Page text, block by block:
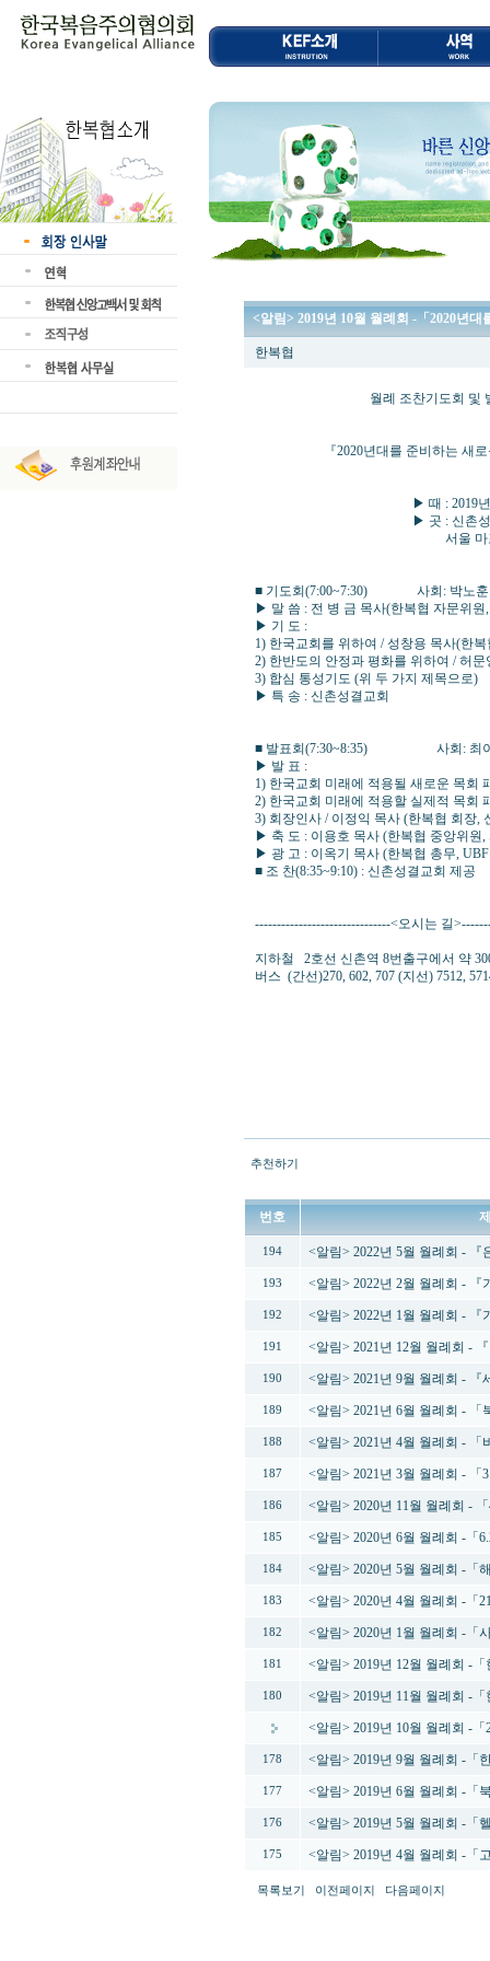
<알림> 2019년 10월 월례회 -「2020년
한복협
월례 조찬기도회 및 발
『2020년대를 준비하는 새로운
▶ 때 : 2019년 10월 11
▶ 곳 : 신촌성결교회 (
서울 마포구 신촌로12
■ 기도회(7:00~7:30) 사회: 박노훈
▶ 말 씀 : 전 병 금 목사(한복협 자문위원
▶ 기 도 :
1) 한국교회를 위하여 / 성창용 목사(한
2) 한반도의 안정과 평화를 위하여 / 허
3) 합심 통성기도 (위 두 가지 제목으로)
▶ 특 송 : 신촌성결교회
■ 발표회(7:30~8:35) 사회: 최이우
▶ 발 표 :
1) 한국교회 미래에 적용될 새로운 목회
2) 한국교회 미래에 적용할 실제적 목회
3) 회장인사 / 이정익 목사 (한복협 회장,
▶ 축 도 : 이용호 목사 (한복협 중앙위원,
▶ 광 고 : 이옥기 목사 (한복협 총무,
■ 조 찬(8:35~9:10) : 신촌성결교회 제공
-------------------------------<오시는 길
지하철 2호선 신촌역 8번출구에서 약
버스 (간선)270, 602, 707 (지선) 7512,
추천하기
번호
194 <알림> 2022년 5월 월례회 -
193 <알림> 2022년 2월 월례회 -
192 <알림> 2022년 1월 월례회 -
191 <알림> 2021년 12월 월례회 -
190 <알림> 2021년 9월 월례회 -
189 <알림> 2021년 6월 월례회 -
188 <알림> 2021년 4월 월례회 -
187 <알림> 2021년 3월 월례회 - 「
186 <알림> 2020년 11월 월례회 -
185 <알림> 2020년 6월 월례회 -「
184 <알림> 2020년 5월 월례회 -「
183 <알림> 2020년 4월 월례회 -「
182 <알림> 2020년 1월 월례회 -「
181 <알림> 2019년 12월 월례회 -
180 <알림> 2019년 11월 월례회 -
<알림> 2019년 10월 월례회 -
178 <알림> 2019년 9월 월례회 -「
177 <알림> 2019년 6월 월례회 -「
176 <알림> 2019년 5월 월례회 -「
175 <알림> 2019년 4월 월례회 -「
목록보기 이전페이지 다음페이지